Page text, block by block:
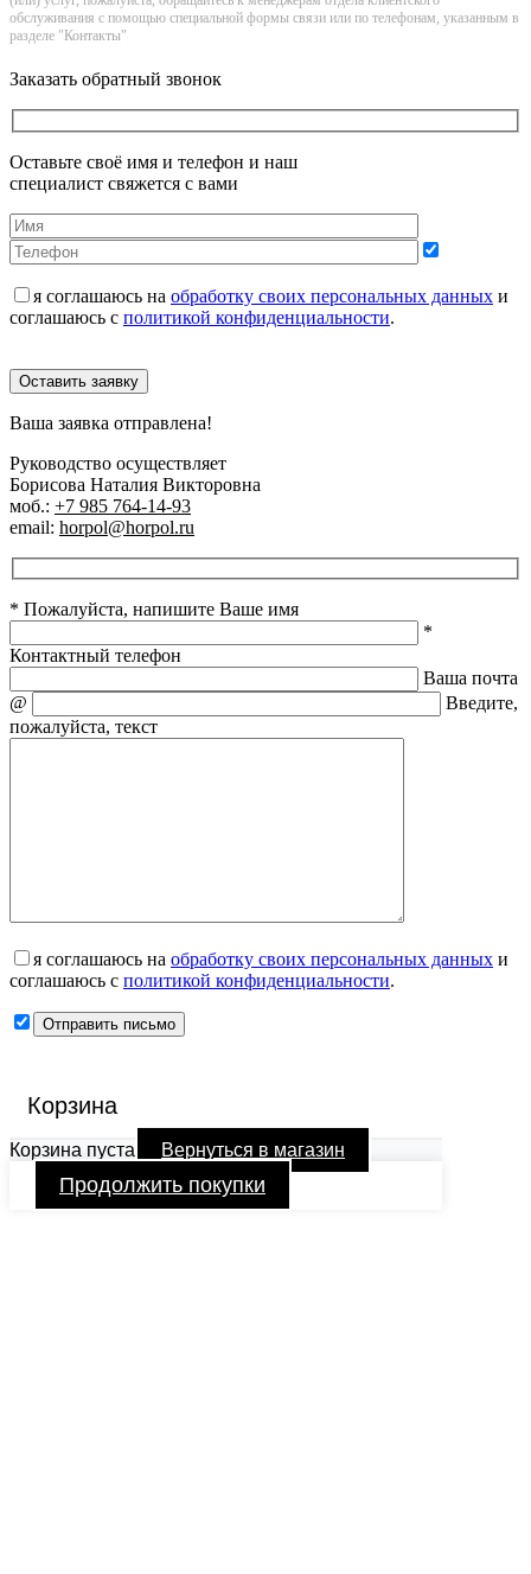
обслуживания с помощью специальной формы связи или по телефонам, указанным в
разделе "Контакты"
Заказать обратный звонок
Оставьте своё имя и телефон и наш
специалист свяжется с вами
я соглашаюсь на обработку своих персональных данных и
соглашаюсь с политикой конфиденциальности.
Оставить заявку
Ваша заявка отправлена!
Руководство осуществляет
Борисова Наталия Викторовна
моб.: +7 985 764-14-93
email: horpol@horpol.ru
* Пожалуйста, напишите Ваше имя
*
Контактный телефон
Ваша почта
@
Введите,
пожалуйста, текст
я соглашаюсь на обработку своих персональных данных и
соглашаюсь с политикой конфиденциальности.
Корзина
Корзина пуста Вернуться в магазин
Продолжить покупки